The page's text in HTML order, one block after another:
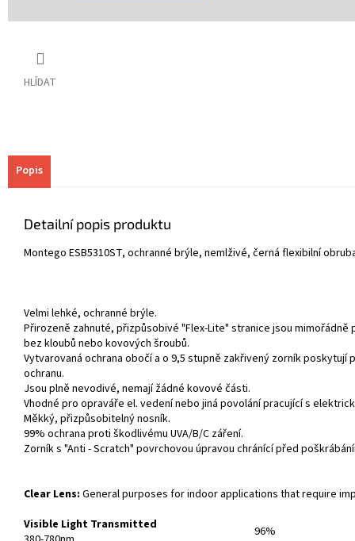
HLÍDAT
Popis
Detailní popis produktu
Montego ESB5310ST, ochranné brýle, nemlživé, černá flexibilní
Velmi lehké, ochranné brýle.
Přirozeně zahnuté, přizpůsobivé "Flex-Lite" stranice jsou mimořádně
bez kloubů nebo kovových šroubů.
Vytvarovaná ochrana obočí a o 9,5 stupně zakřivený zorník poskytují
ochranu.
Jsou plně nevodivé, nemají žádné kovové části.
Vhodné pro opraváře el. vedení nebo jiná povolání pracující s
Měkký, přizpůsobitelný nosník.
99% ochrana proti škodlivému UVA/B/C záření.
Zorník s "Anti - Scratch" povrchovou úpravou chránící před
Clear Lens: General purposes for indoor applications that require
Visible Light Transmitted
96%